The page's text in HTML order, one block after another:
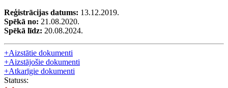
Reģistrācijas datums: 13.12.2019.
Spēkā no: 21.08.2020.
Spēkā līdz: 20.08.2024.
+Aizstātie dokumenti
+Aizstājošie dokumenti
+Atkarīgie dokumenti
Statuss: